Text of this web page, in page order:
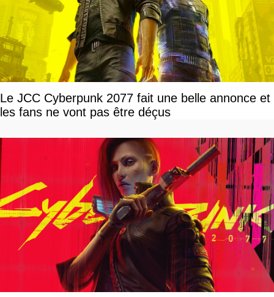
Le JCC Cyberpunk 2077 fait une belle annonce et
les fans ne vont pas être déçus